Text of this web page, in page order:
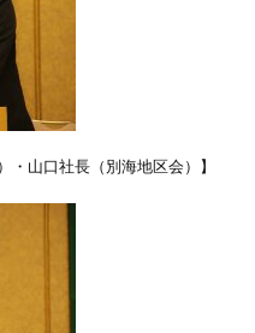
・山口社長（別海地区会）】